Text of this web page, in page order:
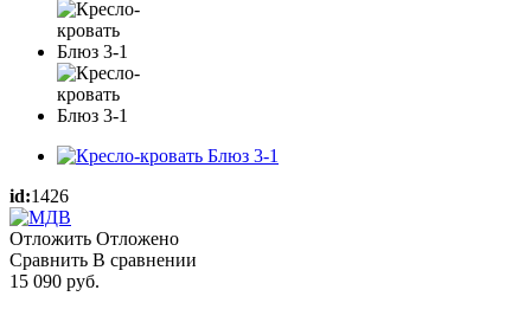
id:1426
Отложить Отложено
Сравнить В сравнении
15 090 руб.